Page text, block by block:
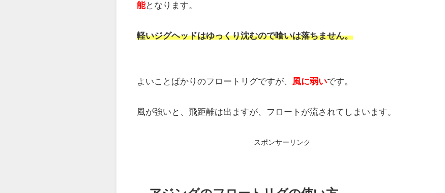
ます。
ん。
フロートリグなら、ジグヘッドは軽いままで、フロートの重さで遠投が可